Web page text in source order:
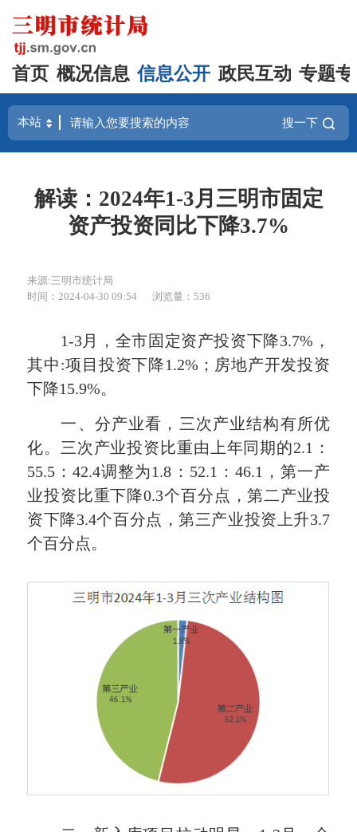
首页 概况信息 信息公开 政民互动 专题
搜一下
解读：2024年1-3月三明市固定
资产投资同比下降3.7%
来源:三明市统计局
时间：2024-04-30 09:54
浏览量：536
1-3月，全市固定资产投资下降3.7%，
其中:项目投资下降1.2%；房地产开发投资
下降15.9%。
一、分产业看，三次产业结构有所优
化。三次产业投资比重由上年同期的2.1：
55.5：42.4调整为1.8：52.1：46.1，第一产
业投资比重下降0.3个百分点，第二产业投
资下降3.4个百分点，第三产业投资上升3.7
个百分点。